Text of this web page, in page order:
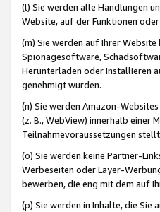
(l) Sie werden alle Handlungen
Website, auf der Funktionen
(m) Sie werden auf Ihrer
Spionagesoftware,
Herunterladen oder Installieren
genehmigt wurden.
(n) Sie werden Amazon-
(z. B., WebView) innerhalb einer
Teilnahmevoraussetzungen
(o) Sie werden keine Partner-
Werbeseiten oder Layer-
bewerben, die eng mit dem auf
(p) Sie werden in Inhalte, die